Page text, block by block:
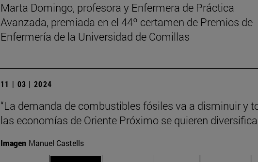
Marta Domingo, profesora y Enfermera de Práctica
Avanzada, premiada en el 44º certamen de Premios de
Enfermería de la Universidad de Comillas
11 | 03 | 2024
“La demanda de combustibles fósiles va a disminuir y
las economías de Oriente Próximo se quieren
Imagen Manuel Castells